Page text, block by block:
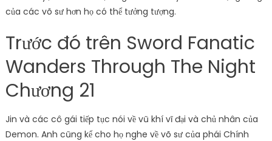
của các võ sư hơn họ có thể tưởng tượng.
Trước đó trên Sword Fanatic
Wanders Through The Night
Chương 21
Jin và các cô gái tiếp tục nói về vũ khí vĩ đại và chủ nhân của
Demon. Anh cũng kể cho họ nghe về võ sư của phái Chính